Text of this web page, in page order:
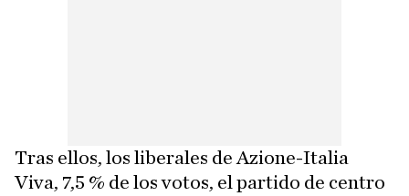
Tras ellos, los liberales de Azione-Italia
Viva, 7,5 % de los votos, el partido de centro